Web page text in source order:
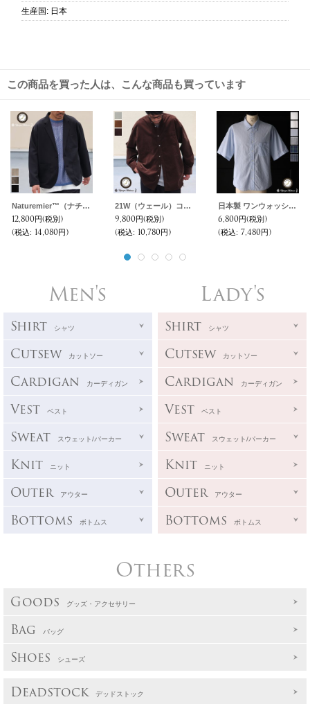
生産国 : 日本
この商品を買った人は、こんな商品も買っています
Naturemier™️（ナチュレミア）TECH レトロヘリンボン 2Bテーラードジャケット【MADE IN JAPAN】『日本製』【送料無料】 / Upscape Audience
12,800円(税別)
(税込: 14,080円)
21W（ウェール）コーデュロイ バンドカラー ボクシーAライン 長袖シャツ【MADE IN JAPAN】『日本製』/ Upscape Audience
9,800円(税別)
(税込: 10,780円)
日本製 ワンウォッシュ ボタンダウン 半袖 テーパードシャツ【MADE IN JAPAN】『日本製』/ Upscape Audience
6,800円(税別)
(税込: 7,480円)
Men's
Shirt シャツ
Cutsew カットソー
Cardigan カーディガン
Vest ベスト
Sweat スウェット/パーカー
Knit ニット
Outer アウター
Bottoms ボトムス
Lady's
Shirt シャツ
Cutsew カットソー
Cardigan カーディガン
Vest ベスト
Sweat スウェット/パーカー
Knit ニット
Outer アウター
Bottoms ボトムス
Others
Goods グッズ・アクセサリー
Bag バッグ
Shoes シューズ
Deadstock デッドストック